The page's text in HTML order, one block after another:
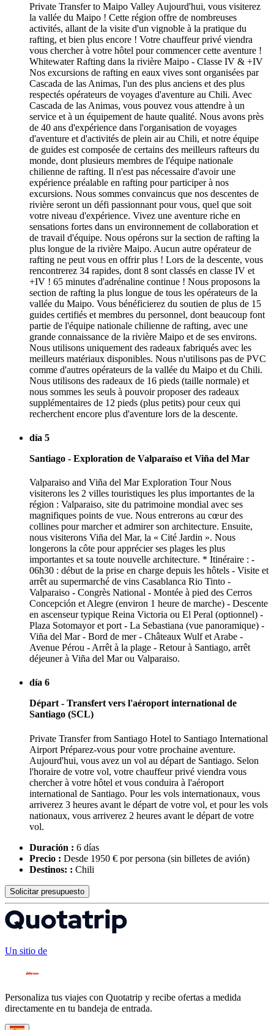
Private Transfer to Maipo Valley Aujourd'hui, vous visiterez
la vallée du Maipo ! Cette région offre de nombreuses
activités, allant de la visite d'un vignoble à la pratique du
rafting, et bien plus encore ! Votre chauffeur privé viendra
vous chercher à votre hôtel pour commencer cette aventure !
Whitewater Rafting dans la rivière Maipo - Classe IV & +IV
Nos excursions de rafting en eaux vives sont organisées par
Cascada de las Animas, l'un des plus anciens et des plus
respectés opérateurs de voyages d'aventure au Chili. Avec
Cascada de las Animas, vous pouvez vous attendre à un
service et à un équipement de haute qualité. Nous avons près
de 40 ans d'expérience dans l'organisation de voyages
d'aventure et d'activités de plein air au Chili, et notre équipe
de guides est composée de certains des meilleurs rafteurs du
monde, dont plusieurs membres de l'équipe nationale
chilienne de rafting. Il n'est pas nécessaire d'avoir une
expérience préalable en rafting pour participer à nos
excursions. Nous sommes convaincus que nos descentes de
rivière seront un défi passionnant pour vous, quel que soit
votre niveau d'expérience. Vivez une aventure riche en
sensations fortes dans un environnement de collaboration et
de travail d'équipe. Nous opérons sur la section de rafting la
plus longue de la rivière Maipo. Aucun autre opérateur de
rafting ne peut vous en offrir plus ! Lors de la descente, vous
rencontrerez 34 rapides, dont 8 sont classés en classe IV et
+IV ! 65 minutes d'adrénaline continue ! Nous proposons la
section de rafting la plus longue de tous les opérateurs de la
vallée du Maipo. Vous bénéficierez du soutien de plus de 15
guides certifiés et membres du personnel, dont beaucoup font
partie de l'équipe nationale chilienne de rafting, avec une
grande connaissance de la rivière Maipo et de ses environs.
Nous utilisons uniquement des radeaux fabriqués avec les
meilleurs matériaux disponibles. Nous n'utilisons pas de PVC
comme d'autres opérateurs de la vallée du Maipo et du Chili.
Nous utilisons des radeaux de 16 pieds (taille normale) et
nous sommes les seuls à pouvoir proposer des radeaux
supplémentaires de 12 pieds (plus petits) pour ceux qui
recherchent encore plus d'aventure lors de la descente.
día 5
Santiago - Exploration de Valparaíso et Viña del Mar
Valparaiso and Viña del Mar Exploration Tour Nous
visiterons les 2 villes touristiques les plus importantes de la
région : Valparaiso, site du patrimoine mondial avec ses
magnifiques points de vue. Nous entrerons au cœur des
collines pour marcher et admirer son architecture. Ensuite,
nous visiterons Viña del Mar, la « Cité Jardin ». Nous
longerons la côte pour apprécier ses plages les plus
importantes et sa toute nouvelle architecture. * Itinéraire : -
06h30 : début de la prise en charge depuis les hôtels - Visite et
arrêt au supermarché de vins Casablanca Rio Tinto -
Valparaiso - Congrès National - Montée à pied des Cerros
Concepción et Alegre (environ 1 heure de marche) - Descente
en ascenseur typique Reina Victoria ou El Peral (optionnel) -
Plaza Sotomayor et port - La Sebastiana (vue panoramique) -
Viña del Mar - Bord de mer - Châteaux Wulf et Arabe -
Avenue Pérou - Arrêt à la plage - Retour à Santiago, arrêt
déjeuner à Viña del Mar ou Valparaiso.
día 6
Départ - Transfert vers l'aéroport international de
Santiago (SCL)
Private Transfer from Santiago Hotel to Santiago International
Airport Préparez-vous pour votre prochaine aventure.
Aujourd'hui, vous avez un vol au départ de Santiago. Selon
l'horaire de votre vol, votre chauffeur privé viendra vous
chercher à votre hôtel et vous conduira à l'aéroport
international de Santiago. Pour les vols internationaux, vous
arriverez 3 heures avant le départ de votre vol, et pour les vols
nationaux, vous arriverez 2 heures avant le départ de votre
vol.
Duración : 6 días
Precio : Desde 1950 € por persona (sin billetes de avión)
Destinos: : Chili
Solicitar presupuesto
Un sitio de
Personaliza tus viajes con Quotatrip y recibe ofertas a medida
directamente en tu bandeja de entrada.